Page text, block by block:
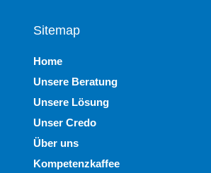
Sitemap
Home
Unsere Beratung
Unsere Lösung
Unser Credo
Über uns
Kompetenzkaffee